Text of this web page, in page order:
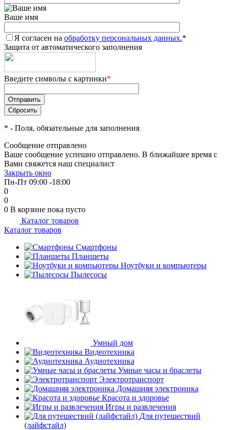
Ваше имя
Я согласен на обработку персональных данных.*
Защита от автоматического заполнения
Введите символы с картинки*
* - Поля, обязательные для заполнения
Сообщение отправлено
Ваше сообщение успешно отправлено. В ближайшее время с
Вами свяжется наш специалист
Закрыть окно
Пн-Пт 09:00 -18:00
0
0
0 В корзине пока пусто
Каталог товаров
Каталог товаров
Смартфоны
Планшеты
Ноутбуки и компьютеры
Пылесосы
Умный дом
Видеотехника
Аудиотехника
Умные часы и браслеты
Электротранспорт
Домашняя электроника
Красота и здоровье
Игры и развлечения
Для путешествий
(лайфстайл)
25% картой любого банка
Получайте товар
выбранный способом
Оставшиеся75% будут
списыватьсяс вашей карты
по
Подробнее
об оплате Плайтом
недели
plait.ru